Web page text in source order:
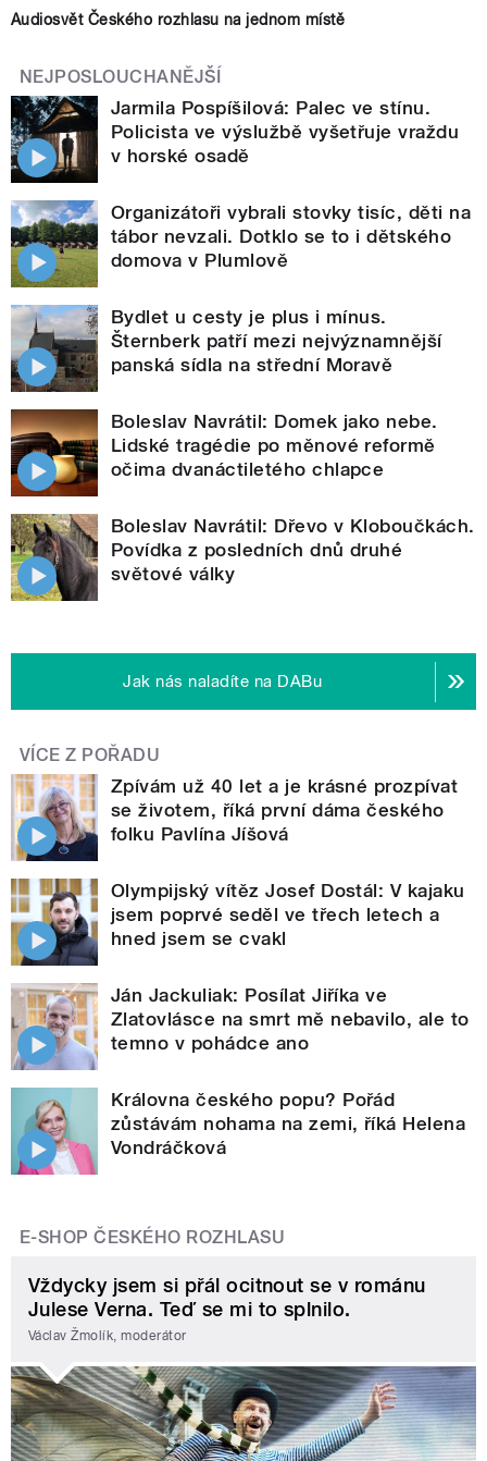
Audiosvět Českého rozhlasu na jednom místě
NEJPOSLOUCHANĚJŠÍ
Jarmila Pospíšilová: Palec ve stínu.
Policista ve výslužbě vyšetřuje vraždu
v horské osadě
Organizátoři vybrali stovky tisíc, děti na
tábor nevzali. Dotklo se to i dětského
domova v Plumlově
Bydlet u cesty je plus i mínus.
Šternberk patří mezi nejvýznamnější
panská sídla na střední Moravě
Boleslav Navrátil: Domek jako nebe.
Lidské tragédie po měnové reformě
očima dvanáctiletého chlapce
Boleslav Navrátil: Dřevo v Kloboučkách.
Povídka z posledních dnů druhé
světové války
Jak nás naladíte na DABu
VÍCE Z POŘADU
Zpívám už 40 let a je krásné prozpívat
se životem, říká první dáma českého
folku Pavlína Jíšová
Olympijský vítěz Josef Dostál: V kajaku
jsem poprvé seděl ve třech letech a
hned jsem se cvakl
Ján Jackuliak: Posílat Jiříka ve
Zlatovlásce na smrt mě nebavilo, ale to
temno v pohádce ano
Královna českého popu? Pořád
zůstávám nohama na zemi, říká Helena
Vondráčková
E-SHOP ČESKÉHO ROZHLASU
Vždycky jsem si přál ocitnout se v románu
Julese Verna. Teď se mi to splnilo.
Václav Žmolík, moderátor